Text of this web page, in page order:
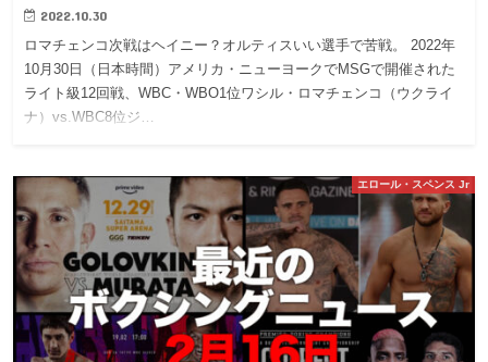
2022.10.30
ロマチェンコ次戦はヘイニー？オルティスいい選手で苦戦。 2022年
10月30日（日本時間）アメリカ・ニューヨークでMSGで開催された
ライト級12回戦、WBC・WBO1位ワシル・ロマチェンコ（ウクライ
ナ）vs.WBC8位ジ…
エロール・スペンス Jr